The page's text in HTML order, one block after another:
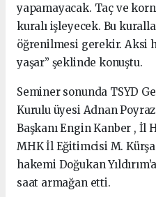
yapamayacak. Taç ve
kuralı işleyecek. Bu
öğrenilmesi gerekir. Aksi
yaşar” şeklinde konuştu.
Seminer sonunda TSYD
Kurulu üyesi Adnan
Başkanı Engin Kanber , İl
MHK İl Eğitimcisi M.
hakemi Doğukan
saat armağan etti.